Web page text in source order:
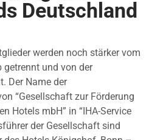
Deutschland
werden noch stärker vom
getrennt und von der
Der Name der
“Gesellschaft zur Förderung
Hotels mbH” in “IHA-Service
der Gesellschaft sind